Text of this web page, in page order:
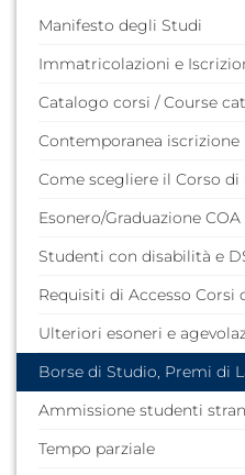
Manifesto degli Studi
Immatricolazioni e
Catalogo corsi / Course
Contemporanea iscrizione
Come scegliere il Corso di
Esonero/Graduazione COA
Studenti con disabilità e
Requisiti di Accesso Corsi
Ulteriori esoneri e
Borse di Studio, Premi di
Ammissione studenti
Tempo parziale